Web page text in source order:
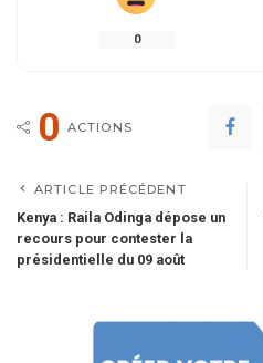
0
0 ACTIONS
ARTICLE PRÉCÉDENT
Kenya : Raila Odinga dépose un
recours pour contester la
présidentielle du 09 août